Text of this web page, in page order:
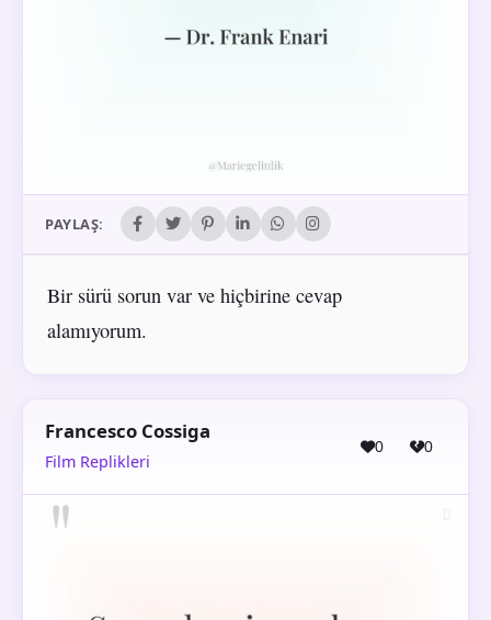
PAYLAŞ:
Bir sürü sorun var ve hiçbirine cevap
alamıyorum.
Francesco Cossiga
Film Replikleri
0 0